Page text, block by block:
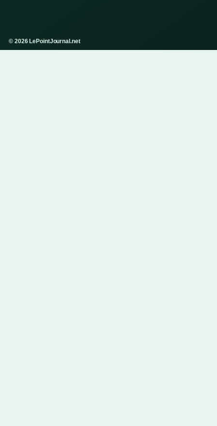
© 2026 LePointJournal.net